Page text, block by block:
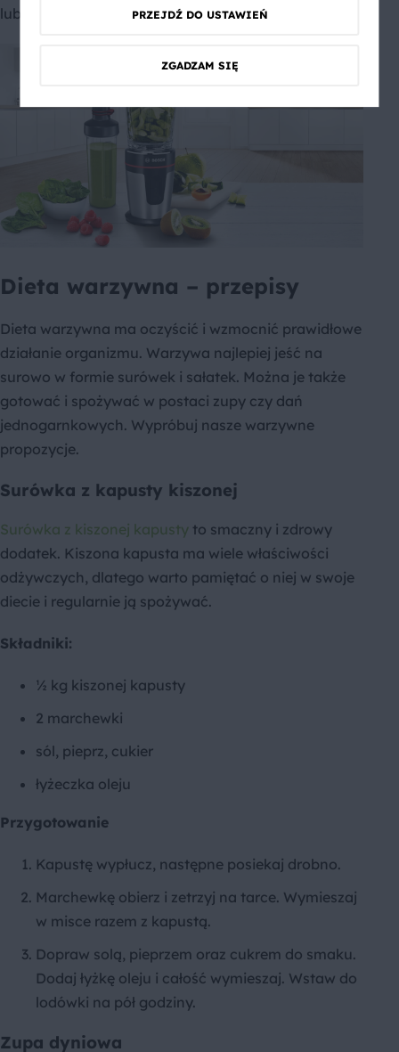
lub zabierzesz ze sobą przygotowany napój.
Dieta warzywna – przepisy
Dieta warzywna ma oczyścić i wzmocnić prawidłowe
działanie organizmu. Warzywa najlepiej jeść na
surowo w formie surówek i sałatek. Można je także
gotować i spożywać w postaci zupy czy dań
jednogarnkowych. Wypróbuj nasze warzywne
propozycje.
Surówka z kapusty kiszonej
Surówka z kiszonej kapusty to smaczny i zdrowy
dodatek. Kiszona kapusta ma wiele właściwości
odżywczych, dlatego warto pamiętać o niej w swoje
diecie i regularnie ją spożywać.
Składniki:
½ kg kiszonej kapusty
2 marchewki
sól, pieprz, cukier
łyżeczka oleju
Przygotowanie
Kapustę wypłucz, następne posiekaj drobno.
Marchewkę obierz i zetrzyj na tarce. Wymieszaj
w misce razem z kapustą.
Dopraw solą, pieprzem oraz cukrem do smaku.
Dodaj łyżkę oleju i całość wymieszaj. Wstaw do
lodówki na pół godziny.
Zupa dyniowa
PRZEJDŹ DO USTAWIEŃ
ZGADZAM SIĘ